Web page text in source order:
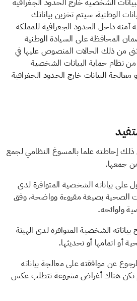
الشخصية خارج الحدود الجغرافية
الوطنية، سيتم تخزين بياناتك
داخل الحدود الجغرافية للمملكة
المحافظة على السيادة الوطنية
من ذلك الحالات المنصوص عليها في
من نظام حماية البيانات الشخصية
البيانات خارج الحدود الجغرافية
إحاطته علما بالمسوغ النظامي لجمع
جمعها.
بياناته الشخصية المتوافرة لدى
الصحية بصيغة مقروءة وواضحة، وفق
ولوائحه.
الشخصية المتوافرة لدى الهيئة
أو اتمامها أو تحديثها.
عن موافقته على معالجة بياناته
تكن هناك أغراض مشروعة تتطلب عكس